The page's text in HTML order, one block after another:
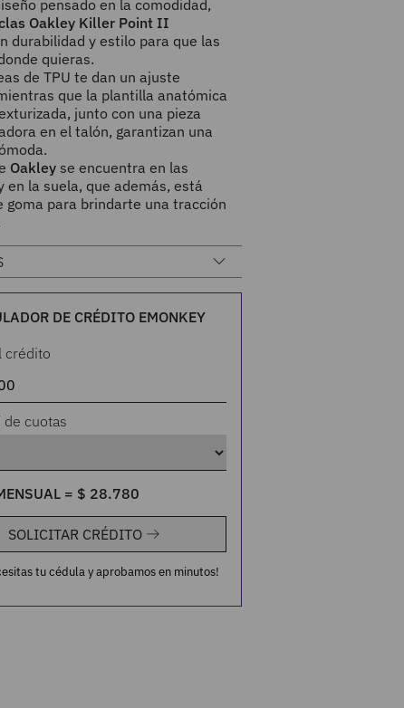
pensado en la comodidad,
Oakley Killer Point II
durabilidad y estilo para que las
quieras.
de TPU te dan un ajuste
que la plantilla anatómica
junto con una pieza
en el talón, garantizan una
Oakleyse encuentra en las
en la suela, que además, está
goma para brindarte una tracción
DE CRÉDITO EMONKEY
crédito
de cuotas
= $ 28.780
SOLICITAR CRÉDITO
tu cédula y aprobamos en minutos!